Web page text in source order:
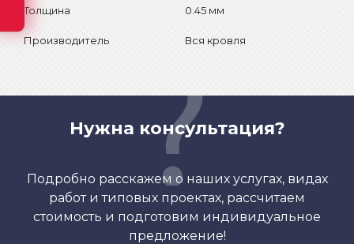
Толщина 0.45 мм
Производитель Вся кровля
Нужна консультация?
Подробно расскажем о наших услугах, видах
работ и типовых проектах, рассчитаем
стоимость и подготовим индивидуальное
предложение!